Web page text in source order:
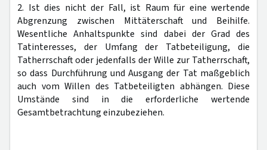
2. Ist dies nicht der Fall, ist Raum für eine wertende
Abgrenzung zwischen Mittäterschaft und Beihilfe.
Wesentliche Anhaltspunkte sind dabei der Grad des
Tatinteresses, der Umfang der Tatbeteiligung, die
Tatherrschaft oder jedenfalls der Wille zur Tatherrschaft,
so dass Durchführung und Ausgang der Tat maßgeblich
auch vom Willen des Tatbeteiligten abhängen. Diese
Umstände sind in die erforderliche wertende
Gesamtbetrachtung einzubeziehen.